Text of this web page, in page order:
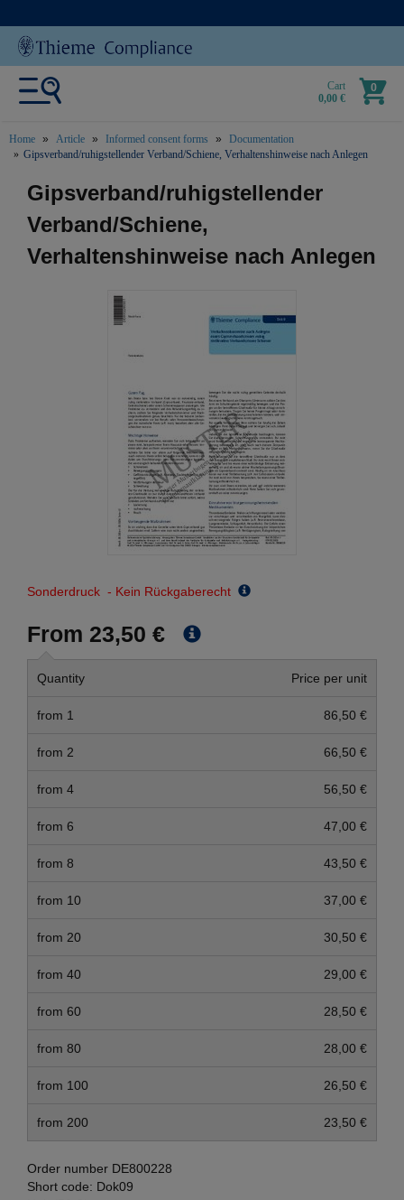
Cart
0,00 €
0
Home Article Informed consent forms
Documentation
Gipsverband/ruhigstellender Verband/Schiene, Verhaltenshinweise nach Anlegen
text.skipToContent
text.skipToNavigation
Gipsverband/ruhigstellender
Verband/Schiene,
Verhaltenshinweise nach Anlegen
Sonderdruck - Kein Rückgaberecht
From 23,50 €
Quantity Price per unit
from 1 86,50 €
from 2 66,50 €
from 4 56,50 €
from 6 47,00 €
from 8 43,50 €
from 10 37,00 €
from 20 30,50 €
from 40 29,00 €
from 60 28,50 €
from 80 28,00 €
from 100 26,50 €
from 200 23,50 €
Order number DE800228
Short code: Dok09